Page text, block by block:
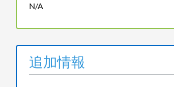
N/A
追加情報